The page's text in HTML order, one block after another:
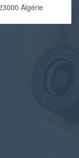
Algérie